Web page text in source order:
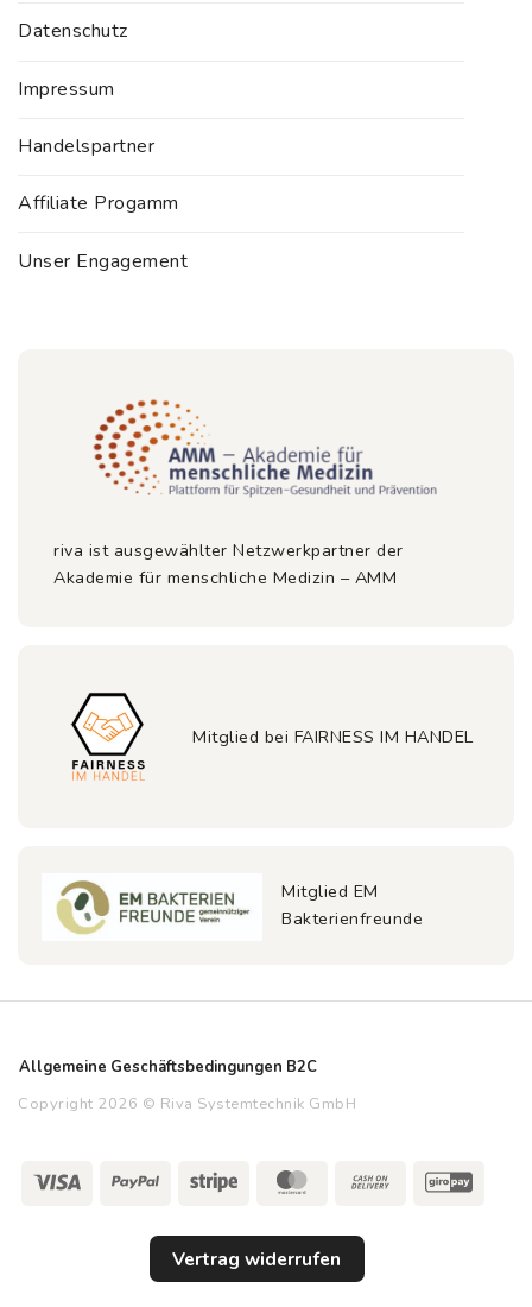
Datenschutz
Impressum
Handelspartner
Affiliate Progamm
Unser Engagement
riva ist ausgewählter Netzwerkpartner der
Akademie für menschliche Medizin – AMM
Mitglied bei FAIRNESS IM HANDEL
Mitglied EM
Bakterienfreunde
Allgemeine Geschäftsbedingungen B2C
Copyright 2026 © Riva Systemtechnik GmbH
Visa PayPal Stripe MasterCardCash
Vertrag widerrufen